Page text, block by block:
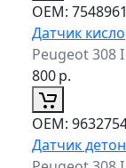
ОЕМ:
Датчик
Peugeot 308
800р.
ОЕМ:
Датчик